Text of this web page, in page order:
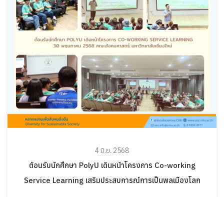
4 มิ.ย. 2568
ต้อนรับนักศึกษา PolyU เดินหน้าโครงการ Co-working
Service Learning เสริมประสบการณ์การเป็นพลเมืองโลก